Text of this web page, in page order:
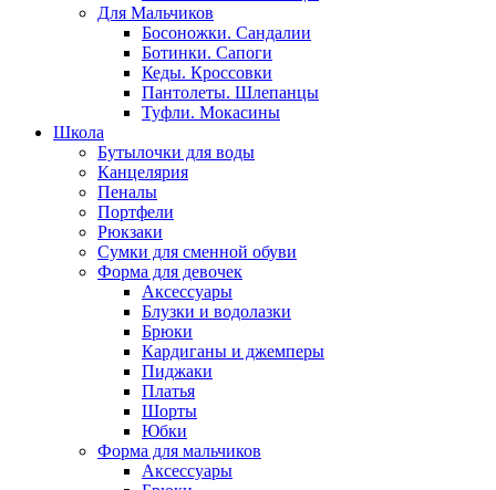
Для Мальчиков
Босоножки. Сандалии
Ботинки. Сапоги
Кеды. Кроссовки
Пантолеты. Шлепанцы
Туфли. Мокасины
Школа
Бутылочки для воды
Канцелярия
Пеналы
Портфели
Рюкзаки
Сумки для сменной обуви
Форма для девочек
Аксессуары
Блузки и водолазки
Брюки
Кардиганы и джемперы
Пиджаки
Платья
Шорты
Юбки
Форма для мальчиков
Аксессуары